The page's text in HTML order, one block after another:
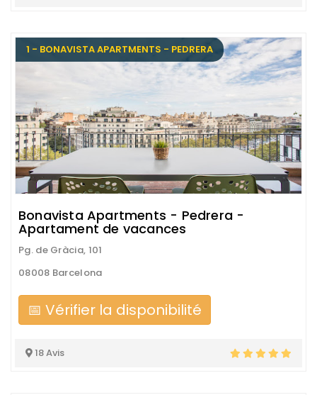
1 - BONAVISTA APARTMENTS - PEDRERA
Bonavista Apartments - Pedrera -
Apartament de vacances
Pg. de Gràcia, 101
08008 Barcelona
📅 Vérifier la disponibilité
18 Avis